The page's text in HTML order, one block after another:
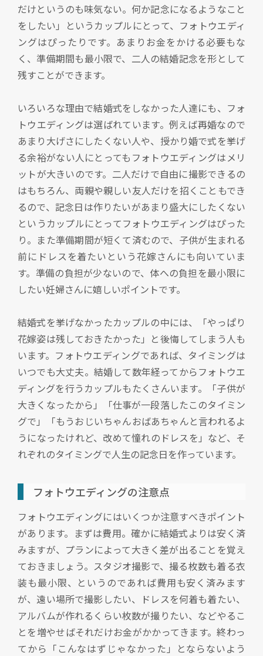
だけというのも味気ない。何か記念になるようなこと
をしたい」というカップルにとって、フォトウエディ
ングはぴったりです。あまりお金をかける必要もな
く、準備期間も最小限で、二人の結婚記念を形として
残すことができます。
いろいろな理由で結婚式をしなかった人達にも、フォ
トウエディングは選ばれています。例えば再婚なので
あまり大げさにしたくない人や、授かり婚で式を挙げ
る余裕がない人にとってもフォトウエディングはメリ
ットが大きいのです。二人だけで自由に撮影できるの
はもちろん、両親や親しい友人だけを招くこともでき
るので、記念日は作りたいがあまり盛大にしたくない
というカップルにとってフォトウエディングはぴった
り。また準備期間が短くて済むので、子供が生まれる
前にドレスを着たいという花嫁さんにも向いていま
す。準備の負担が少ないので、体への負担を最小限に
したい妊婦さんに嬉しいポイントです。
結婚式を挙げなかったカップルの中には、「やっぱり
花嫁姿は残しておきたかった」と後悔してしまう人も
います。フォトウエディングであれば、タイミングは
いつでも大丈夫。結婚して数年経ってからフォトウエ
ディングを行うカップルもたくさんいます。「子供が
大きくなったから」「仕事が一段落したこのタイミン
グで」「もうおじいちゃんおばあちゃんと言われるよ
うになったけれど、改めて憧れのドレスを」など、そ
れぞれのタイミングで人生の記念日を作っています。
フォトウエディングの注意点
フォトウエディングにはいくつか注意すべきポイント
があります。まずは費用。確かに結婚式よりは安く済
みますが、プランによって大きく差が出ることを覚え
ておきましょう。スタジオ撮影で、撮る枚数も着る衣
装も最小限、というのであれば費用も安く済みます
が、遠い場所で撮影したい、ドレスを何着も着たい、
アルバムが作れるくらい枚数が撮りたい、などやるこ
とを増やせばそれだけお金がかかってきます。終わっ
てから「こんなはずじゃなかった」とならないよう